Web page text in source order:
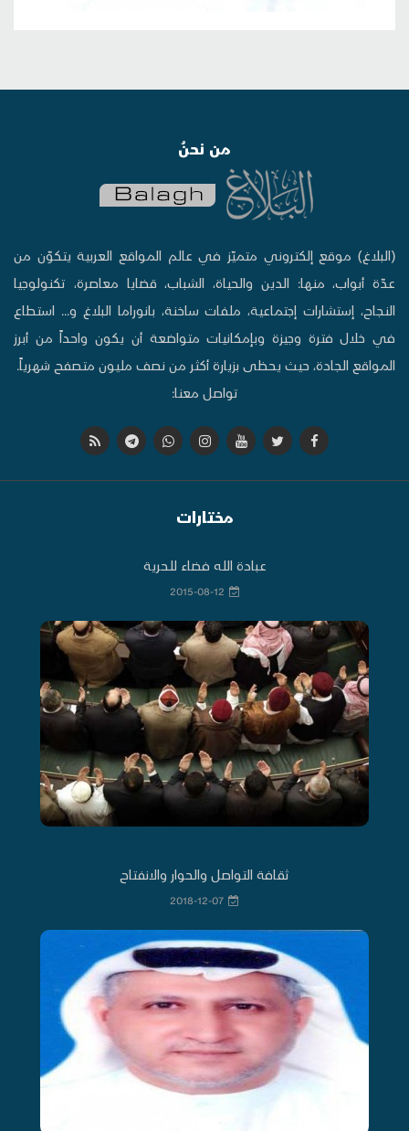
من نحنُ
(البلاغ) موقع إلكتروني متميّز في عالم المواقع العربية يتكوّن من
عدّة أبواب، منها: الدين والحياة، الشباب، قضايا معاصرة، تكنولوجيا
النجاح، إستشارات إجتماعية، ملفات ساخنة، بانوراما البلاغ و... استطاع
في خلال فترة وجيزة وبإمكانيات متواضعة أن يكون واحداً من أبرز
المواقع الجادة، حيث يحظى بزيارة أكثر من نصف مليون متصفح شهرياً.
تواصل معنا:
مختارات
عبادة الله فضاء للحرية
2015-08-12
ثقافة التواصل والحوار والانفتاح
2018-12-07